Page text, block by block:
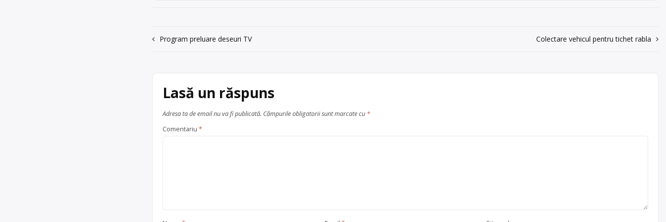
Navigare
Program preluare deseuri TV Colectare vehicul pentru tichet rabla
Lasă un răspuns
Adresa ta de email nu va fi publicată. Câmpurile obligatorii sunt marcate cu *
Comentariu *